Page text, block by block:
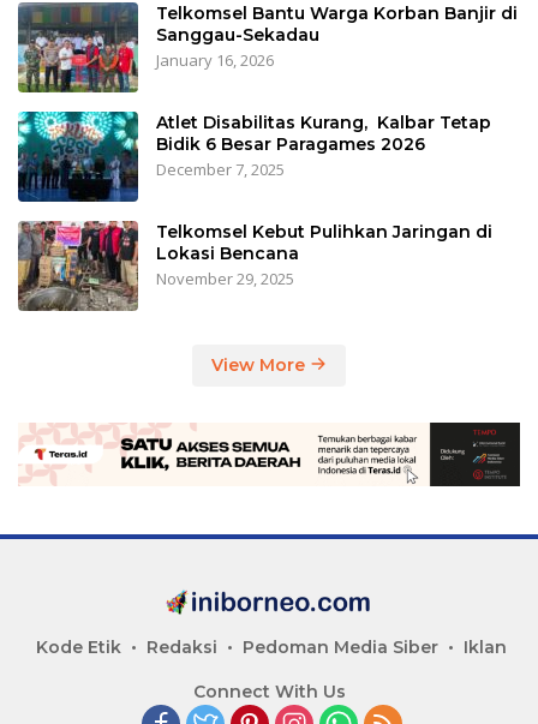
Telkomsel Bantu Warga Korban Banjir di
Sanggau-Sekadau
January 16, 2026
Atlet Disabilitas Kurang, Kalbar Tetap
Bidik 6 Besar Paragames 2026
December 7, 2025
Telkomsel Kebut Pulihkan Jaringan di
Lokasi Bencana
November 29, 2025
View More
Kode Etik Redaksi Pedoman Media Siber Iklan
Connect With Us